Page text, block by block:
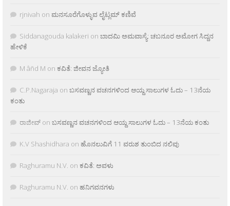
rjnivah on ಮನಸೂರೆಗೊಳ್ಳುವ ಲೈಟ್ಲಮ್ ಕಣಿವೆ
Siddanagouda kalakeri on ಬಾದಮಿ ಅಮವಾಸ್ಯೆ: ಚಬನೂರ ಅಮೋಗ ಸಿದ್ದನ
ಹೇಳಿಕೆ
M âñd M on ಕವಿತೆ: ಜೀವನ ಜ್ಯೋತಿ
C.P.Nagaraja on ಬಸವಣ್ಣನ ವಚನಗಳಿಂದ ಆಯ್ದ ಸಾಲುಗಳ ಓದು – 13ನೆಯ
ಕಂತು
ರಾಜೀವ್ on ಬಸವಣ್ಣನ ವಚನಗಳಿಂದ ಆಯ್ದ ಸಾಲುಗಳ ಓದು – 13ನೆಯ ಕಂತು
K.V Shashidhara on ಹೊನಲುವಿಗೆ 11 ವರುಶ ತುಂಬಿದ ನಲಿವು
Raghuramu N.V. on ಕವಿತೆ: ಅವಳು
Raghuramu N.V. on ಹನಿಗವನಗಳು